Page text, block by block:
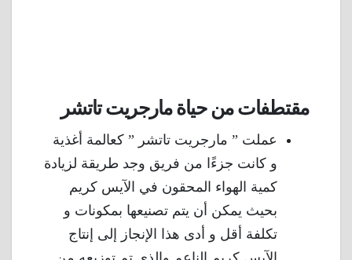
مقتطفات من حياة مارجريت تاتشر
عملت ” مارجريت تاتشر ” كعالمة أغذية
و كانت جزءًا من فريق وجد طريقة لزيادة
كمية الهواء المحقون في الآيس كريم
بحيث يمكن أن يتم تصنيعها بمكونات و
تكلفة أقل و أدى هذا الإنجاز إلى إنتاج